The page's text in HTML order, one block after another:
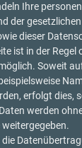
Ihre
der gesetzlichen
dieser
ist in der Regel
Soweit
erfolgt dies,
werden